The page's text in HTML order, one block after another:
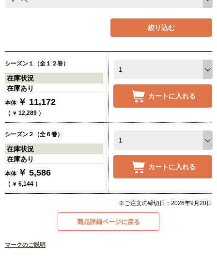
絞り込む
シーズン１（全１２巻）
在庫状況
在庫あり
本体 ￥ 11,172
（ ￥ 12,289 ）
カートに入れる
シーズン２（全６巻）
在庫状況
在庫あり
本体 ￥ 5,586
（ ￥ 6,144 ）
カートに入れる
※ご注文の締切日：2026年9月20日
商品詳細ページに戻る
マークのご説明